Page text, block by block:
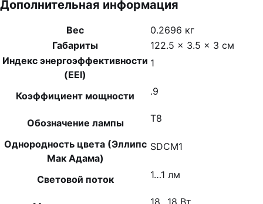
Дополнительная информация
Вес
0.2696 кг
Габариты
122.5 × 3.5 × 3 см
Индекс энергоэффективности
(EEI)
1
Коэффициент мощности .9
Обозначение лампы T8
Однородность цвета (Эллипс
Мак Адама)
SDCM1
Световой поток 1…1 лм
18…18 Вт